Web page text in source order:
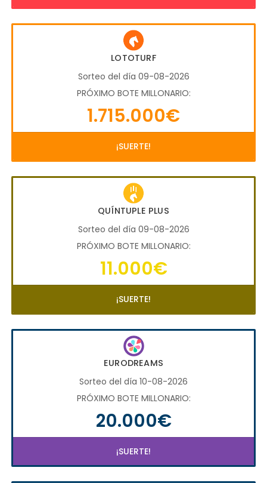
LOTOTURF
Sorteo del día 09-08-2026
PRÓXIMO BOTE MILLONARIO:
1.715.000€
¡SUERTE!
QUÍNTUPLE PLUS
Sorteo del día 09-08-2026
PRÓXIMO BOTE MILLONARIO:
11.000€
¡SUERTE!
EURODREAMS
Sorteo del día 10-08-2026
PRÓXIMO BOTE MILLONARIO:
20.000€
¡SUERTE!